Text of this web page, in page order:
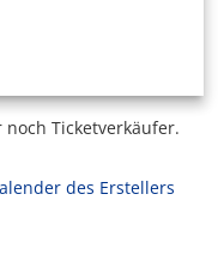
Ticketverkäufer.
des Erstellers